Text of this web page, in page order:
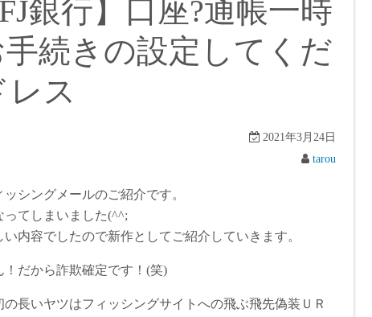
銀行】口座?通帳一時
続きの設定してくだ
ス
2021年3月24日
tarou
シングメールのご紹介です。
てしまいました(^^;
内容でしたので新作としてご紹介していきます。
だから詐欺確定です！(笑)
長いヤツはフィッシングサイトへの飛ぶ飛先偽装ＵＲ